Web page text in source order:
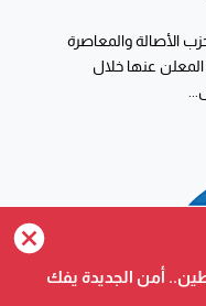
الأصالة والمعاصرة
المعلن عنها خلال
أمن الجديدة يفك